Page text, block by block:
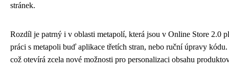
stránek.
Rozdíl je patrný i v oblasti metapolí, která jsou v Online Store 2.0
práci s metapoli buď aplikace třetích stran, nebo ruční úpravy kódu.
což otevírá zcela nové možnosti pro personalizaci obsahu